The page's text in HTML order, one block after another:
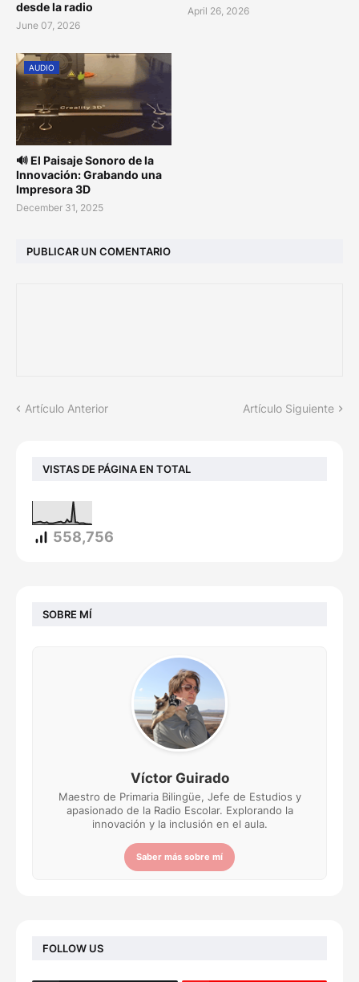
desde la radio
June 07, 2026
April 26, 2026
AUDIO
🔊 El Paisaje Sonoro de la
Innovación: Grabando una
Impresora 3D
December 31, 2025
PUBLICAR UN COMENTARIO
Artículo Anterior Artículo Siguiente
VISTAS DE PÁGINA EN TOTAL
558,756
SOBRE MÍ
Víctor Guirado
Maestro de Primaria Bilingüe, Jefe de Estudios y
apasionado de la Radio Escolar. Explorando la
innovación y la inclusión en el aula.
Saber más sobre mí
FOLLOW US